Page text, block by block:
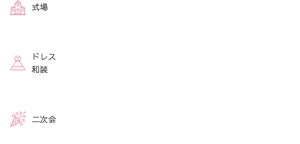
式場
ドレス
和装
二次会